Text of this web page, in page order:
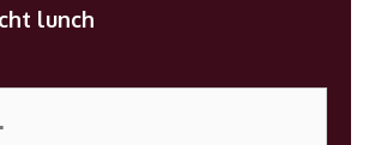
lunch